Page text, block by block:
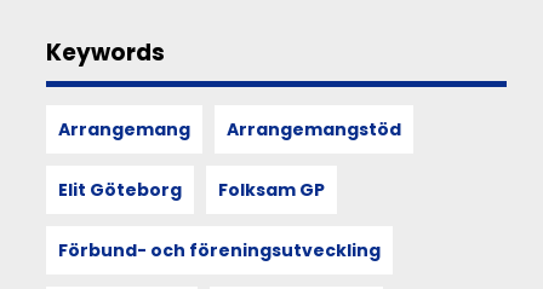
Keywords
Arrangemang Arrangemangstöd
Elit Göteborg Folksam GP
Förbund- och föreningsutveckling
rörelser
och
kroppsliga
formar
återspeglar